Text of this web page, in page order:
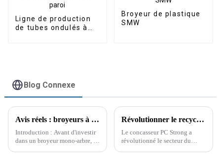
Ligne de production
de tubes ondulés à
Broyeur de plastique
SMW
Blog Connexe
Avis réels : broyeurs à arbre unique
Introduction : Avant d'investir
dans un broyeur mono-arbre, il
Révolutionner le recyclage des déchets avec le PC Strong Crusher
Le concasseur PC Strong a
révolutionné le secteur du